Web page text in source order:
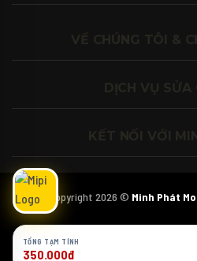
TỔNG TẠM TÍNH
350.000đ
Copyright 2026 © Minh Phát